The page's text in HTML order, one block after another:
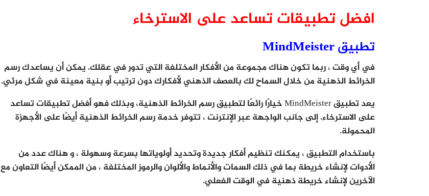
افضل تطبيقات تساعد على الاسترخاء
تطبيق MindMeister
في أي وقت ، ربما تكون هناك مجموعة من الأفكار المختلفة التي تدور في عقلك. يمكن أن يساعدك رسم
الخرائط الذهنية من خلال السماح لك بالعصف الذهني لأفكارك دون ترتيب أو بنية معينة في شكل مرئي.
يعد تطبيق MindMeister خيارًا رائعًا لتطبيق رسم الخرائط الذهنية، وبذلك فهو أفضل تطبيقات تساعد
على الاسترخاء. إلى جانب الواجهة عبر الإنترنت ، تتوفر خدمة رسم الخرائط الذهنية أيضًا على الأجهزة
المحمولة.
باستخدام التطبيق ، يمكنك تنظيم أفكار جديدة وتحديد أولوياتها بسرعة وسهولة ، و هناك عدد من
الأدوات لإنشاء خريطة بما في ذلك السمات والأنماط والألوان والرموز المختلفة ، من الممكن أيضًا التعاون مع
الآخرين لإنشاء خريطة ذهنية في الوقت الفعلي.